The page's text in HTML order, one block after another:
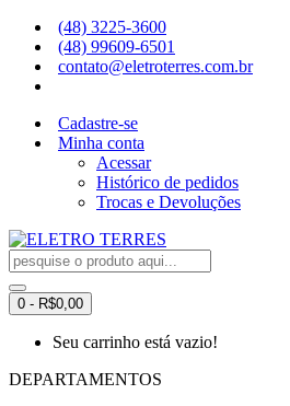
(48) 3225-3600
(48) 99609-6501
contato@eletroterres.com.br
Cadastre-se
Minha conta
Acessar
Histórico de pedidos
Trocas e Devoluções
0 - R$0,00
Seu carrinho está vazio!
DEPARTAMENTOS